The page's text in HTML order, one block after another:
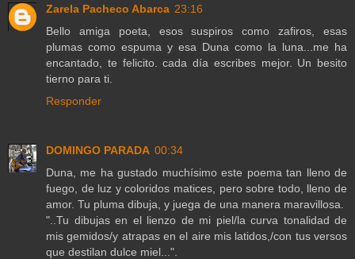
Zarela Pacheco Abarca 23:16
Bello amiga poeta, esos suspiros como zafiros, esas
plumas como espuma y esa Duna como la luna...me ha
encantado, te felicito. cada día escribes mejor. Un besito
tierno para ti.
Responder
DOMINGO PARADA 00:34
Duna, me ha gustado muchísimo este poema tan lleno de
fuego, de luz y coloridos matices, pero sobre todo, lleno de
amor. Tu pluma dibuja, y juega de una manera maravillosa.
"..Tu dibujas en el lienzo de mi piel/la curva tonalidad de
mis gemidos/y atrapas en el aire mis latidos,/con tus versos
que destilan dulce miel...".